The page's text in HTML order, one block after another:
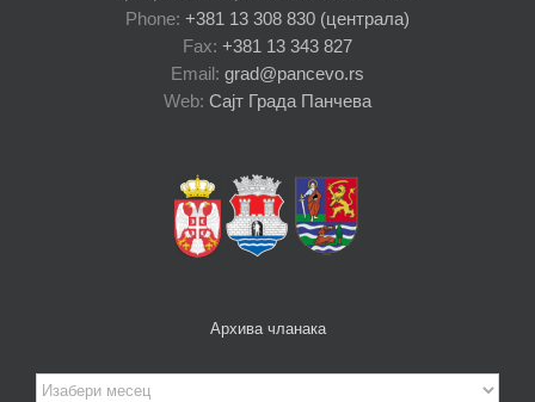
Phone: +381 13 308 830 (централа)
Fax: +381 13 343 827
Email: grad@pancevo.rs
Web: Сајт Града Панчева
Архива чланака
Архива